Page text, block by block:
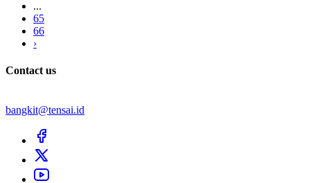
...
65
66
›
Contact us
bangkit@tensai.id